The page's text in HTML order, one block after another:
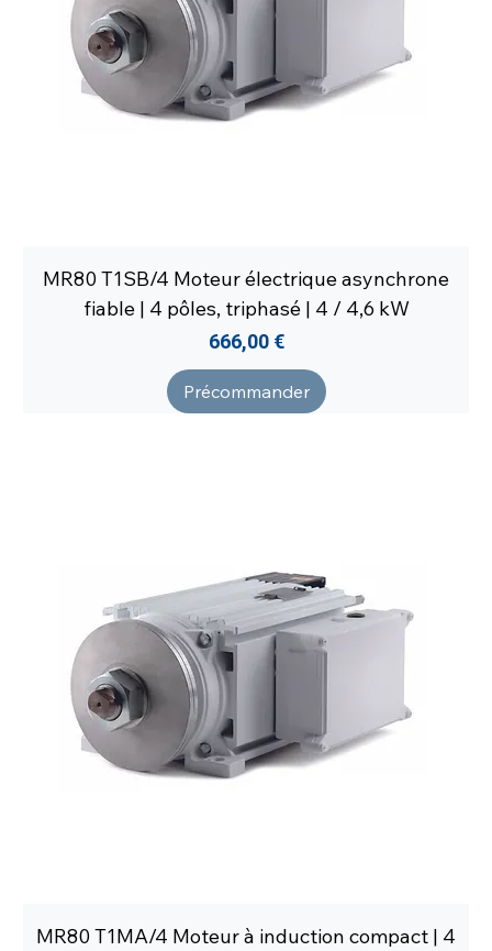
MR80 T1SB/4 Moteur électrique asynchrone
fiable | 4 pôles, triphasé | 4 / 4,6 kW
Prix
666,00 €
Précommander
MR80 T1MA/4 Moteur à induction compact | 4